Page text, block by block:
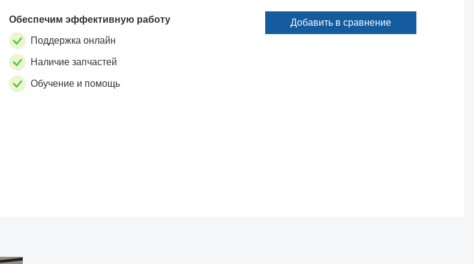
Обеспечим эффективную работу
Поддержка онлайн
Наличие запчастей
Обучение и помощь
Добавить в сравнение